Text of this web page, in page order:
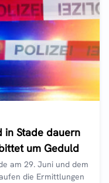
in Stade dauern
um Geduld
am 29. Juni und dem
die Ermittlungen